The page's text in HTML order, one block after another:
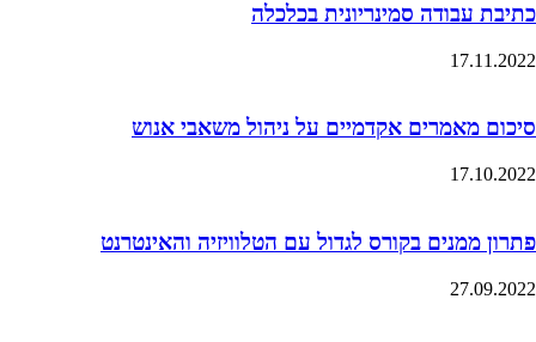
כתיבת עבודה סמינריונית בכלכלה
17.11.2022
סיכום מאמרים אקדמיים על ניהול משאבי אנוש
17.10.2022
פתרון ממנים בקורס לגדול עם הטלוויזיה והאינטרנט
27.09.2022